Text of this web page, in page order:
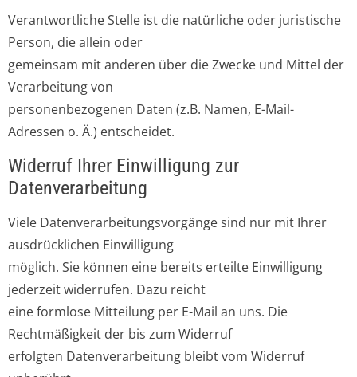
Verantwortliche Stelle ist die natürliche oder juristische
Person, die allein oder
gemeinsam mit anderen über die Zwecke und Mittel der
Verarbeitung von
personenbezogenen Daten (z.B. Namen, E-Mail-
Adressen o. Ä.) entscheidet.
Widerruf Ihrer Einwilligung zur
Datenverarbeitung
Viele Datenverarbeitungsvorgänge sind nur mit Ihrer
ausdrücklichen Einwilligung
möglich. Sie können eine bereits erteilte Einwilligung
jederzeit widerrufen. Dazu reicht
eine formlose Mitteilung per E-Mail an uns. Die
Rechtmäßigkeit der bis zum Widerruf
erfolgten Datenverarbeitung bleibt vom Widerruf